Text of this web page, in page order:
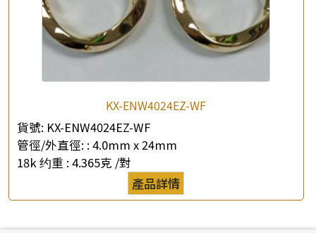
KX-ENW4024EZ-WF
貨號: KX-ENW4024EZ-WF
管徑/外直徑: : 4.0mm x 24mm
18k 约重 : 4.365克 /對
產品詳情